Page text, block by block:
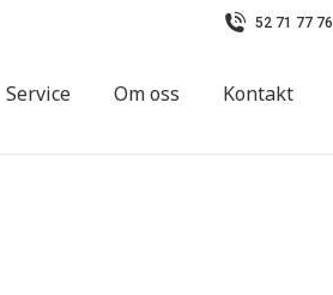
52 71 77 76
Service Om oss Kontakt